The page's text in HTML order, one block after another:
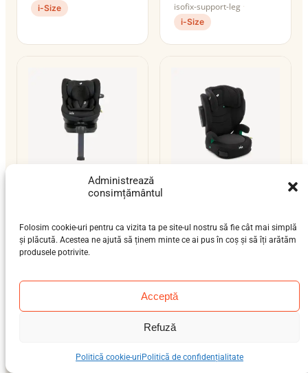
Administrează
consimțământul
Folosim cookie-uri pentru ca vizita ta pe site-ul nostru să fie cât mai simplă
și plăcută. Acestea ne ajută să ținem minte ce ai pus în coș și să îți arătăm
produsele potrivite.
Acceptă
Refuză
Politică cookie-uri Politică de confidențialitate
i-Size
isofix-support-leg
i-Size
Joie i-Spin 360
bebeluș (9 luni-4 ani)
0–18 kg
isofix-support-leg
(6-12 ani)
15–36 kg ISOFIX / centură